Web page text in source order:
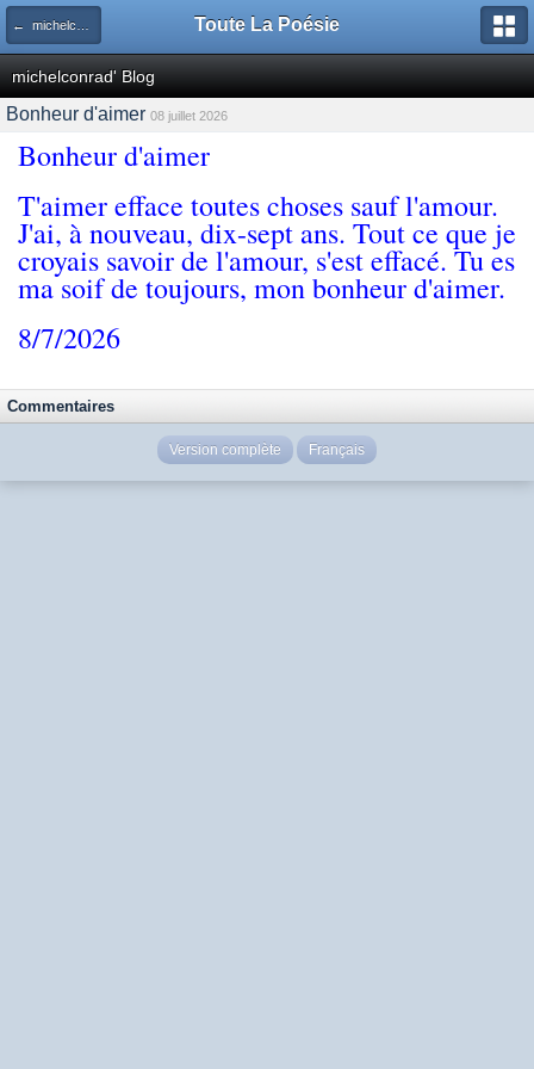
← michelconrad' Blog Toute La Poésie
michelconrad' Blog
Bonheur d'aimer 08 juillet 2026
Bonheur d'aimer
T'aimer efface toutes choses sauf l'amour.
J'ai, à nouveau, dix-sept ans. Tout ce que je
croyais savoir de l'amour, s'est effacé. Tu es
ma soif de toujours, mon bonheur d'aimer.
8/7/2026
Commentaires
Version complète Français